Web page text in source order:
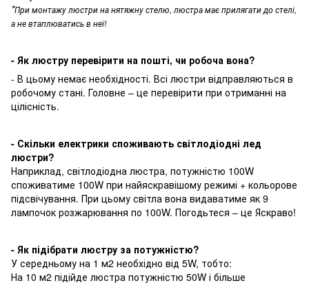
*При монтажу люстри на нятяжну стелю, люстра має прилягати до стелі,
а не втаплюватись в неї!
- Як люстру перевірити на пошті, чи робоча вона?
- В цьому немає необхідності. Всі люстри відправляються в
робочому стані. Головне – це перевірити при отриманні на
цілісність.
- Скільки електрики споживають світлодіодні лед
люстри?
Наприклад, світлодіодна люстра, потужністю 100W
споживатиме 100W при найяскравішому режимі + кольорове
підсвічування. При цьому світла вона видаватиме як 9
лампочок розжарювання по 100W. Погодьтеся – це Яскраво!
- Як підібрати люстру за потужністю?
У середньому на 1 м2 необхідно від 5W, тобто:
На 10 м2 підійде люстра потужністю 50W і більше